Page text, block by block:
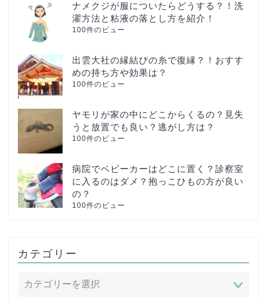
ナメクジが服についたらどうする？！洗
濯方法と粘液の落とし方を紹介！
100件のビュー
出雲大社の縁結びの糸で復縁？！おすす
めの持ち方や効果は？
100件のビュー
ヤモリが家の中にどこからくるの？見失
うと放置でも良い？逃がし方は？
100件のビュー
病院でベビーカーはどこに置く？診察室
に入るのはダメ？抱っこひもの方が良い
の？
100件のビュー
カテゴリー